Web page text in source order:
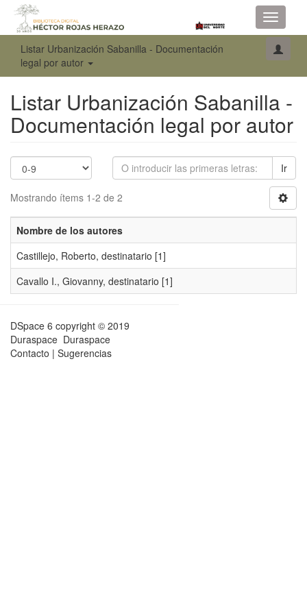
Toggle
Listar Urbanización Sabanilla - Documentación
legal por autor
Listar Urbanización Sabanilla -
Documentación legal por autor
Ir
Mostrando ítems 1-2 de 2
Nombre de los autores
Castillejo, Roberto, destinatario [1]
Cavallo I., Giovanny, destinatario [1]
DSpace 6 copyright © 2019
Duraspace Duraspace
Contacto | Sugerencias